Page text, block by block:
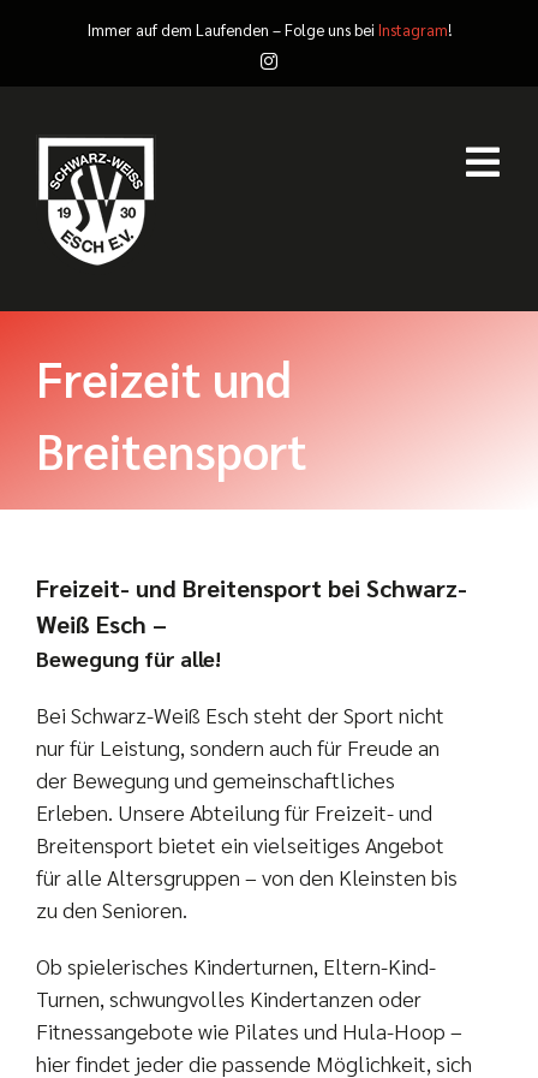
springen
Immer auf dem Laufenden – Folge uns bei Instagram!
Abteilungen
Mitgliedschaft
Sponsoring
Kontakt
Freizeit und
Breitensport
Freizeit- und Breitensport bei Schwarz-
Weiß Esch –
Bewegung für alle!
Bei Schwarz-Weiß Esch steht der Sport nicht
nur für Leistung, sondern auch für Freude an
der Bewegung und gemeinschaftliches
Erleben. Unsere Abteilung für Freizeit- und
Breitensport bietet ein vielseitiges Angebot
für alle Altersgruppen – von den Kleinsten bis
zu den Senioren.
Ob spielerisches Kinderturnen, Eltern-Kind-
Turnen, schwungvolles Kindertanzen oder
Fitnessangebote wie Pilates und Hula-Hoop –
hier findet jeder die passende Möglichkeit, sich